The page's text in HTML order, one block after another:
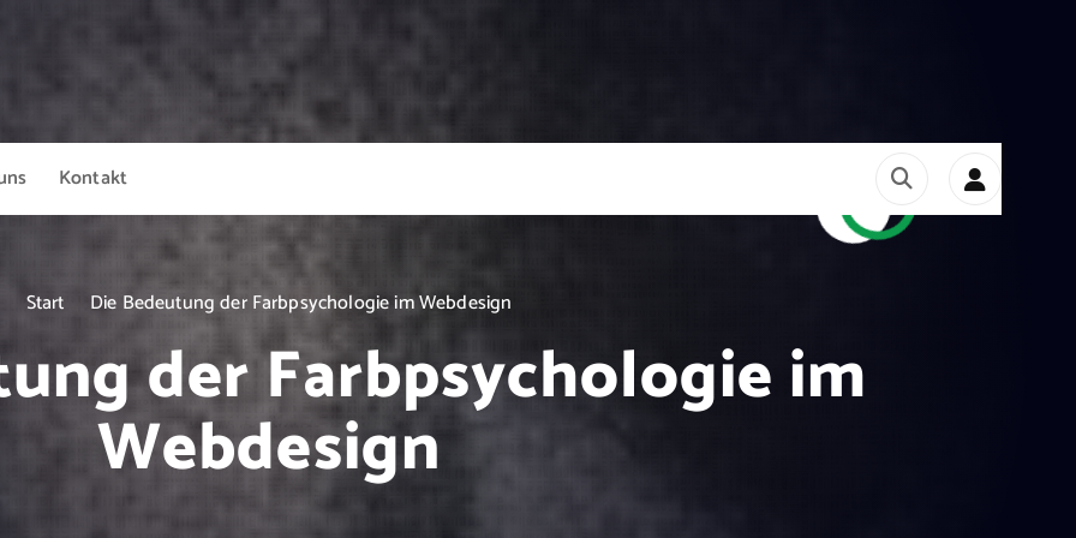
Kontakt
Start Die Bedeutung der Farbpsychologie im Webdesign
der Farbpsychologie im
Webdesign